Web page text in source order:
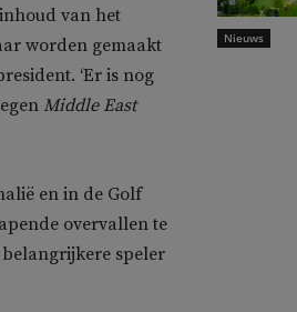
van het
worden gemaakt
‘Er is nog
Middle East
en in de Golf
overvallen te
belangrijkere speler
Nieuws